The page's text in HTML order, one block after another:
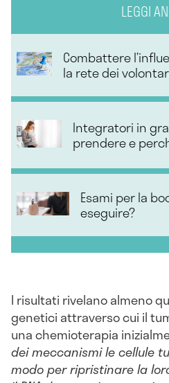
LEGGI
Combattere
la rete dei
Integratori in
prendere e
Esami per la
eseguire?
I risultati rivelano almeno
genetici attraverso cui il
una chemioterapia
dei meccanismi le cellule
modo per ripristinare la